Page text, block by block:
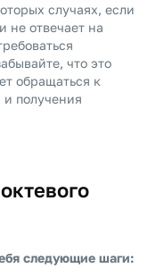
случаях, если
не отвечает на
что это
обращаться к
и получения
следующие шаги: